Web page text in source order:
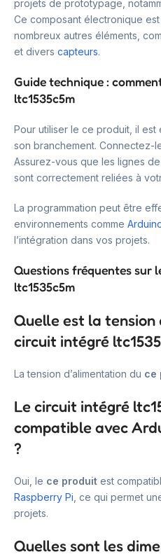
projets de prototypage,
Ce composant électronique
nombreux autres éléments,
et divers capteurs.
Guide technique :
ltc1535c5m
Pour utiliser le ce produit, il
son branchement. Connectez-
Assurez-vous que les lignes de
sont correctement reliées à
La programmation peut être
environnements comme
l’intégration dans vos projets.
Questions fréquentes sur
ltc1535c5m
Quelle est la tension
circuit intégré
La tension d’alimentation du ce
Le circuit intégré
compatible avec
?
Oui, le ce produit est
Raspberry Pi , ce qui permet
projets.
Quelles sont les